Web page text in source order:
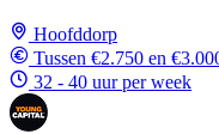
Hoofddorp
Tussen €2.750 en
32 - 40 uur per week